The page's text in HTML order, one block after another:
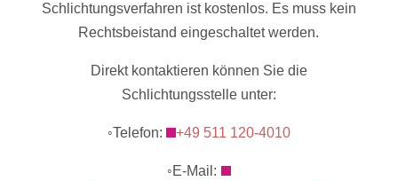
Schlichtungsverfahren ist kostenlos. Es muss kein
Rechtsbeistand eingeschaltet werden.
Direkt kontaktieren können Sie die
Schlichtungsstelle unter:
◦Telefon: +49 511 120-4010
◦E-Mail: